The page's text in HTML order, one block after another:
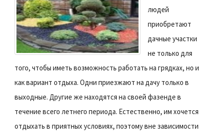
людей
приобретают
дачные участки
не только для
того, чтобы иметь возможность работать на грядках, но и
как вариант отдыха. Одни приезжают на дачу только в
выходные. Другие же находятся на своей фазенде в
течение всего летнего периода. Естественно, им хочется
отдыхать в приятных условиях, поэтому вне зависимости